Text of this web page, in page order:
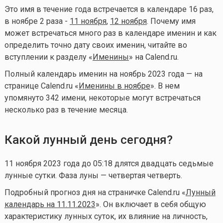
Это имя в течение года встречается в календаре 16 раз,
в ноябре 2 раза - 11 ноября, 12 ноября. Почему имя
может встречаться много раз в календаре именин и как
определить точно дату своих именин, читайте во
вступлении к разделу « Именины» на Calend.ru.
Полный календарь именин на ноябрь 2023 года — на
странице Calend.ru « Именины в ноябре». В нем
упомянуто 342 имени, некоторые могут встречаться
несколько раз в течение месяца.
Какой лунный день сегодня?
11 ноября 2023 года до 05:18 длятся двадцать седьмые
лунные сутки. Фаза луны — четвертая четверть.
Подробный прогноз дня на страничке Calend.ru «Лунный
календарь на 11.11.2023». Он включает в себя общую
характеристику лунных суток, их влияние на личность,